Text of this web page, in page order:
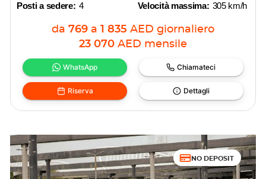
Posti a sedere: 4
Velocità massima: 305 km/h
da 769 a 1 835 AED giornaliero
23 070 AED mensile
WhatsApp Chiamateci
Riserva Dettagli
NO DEPOSIT